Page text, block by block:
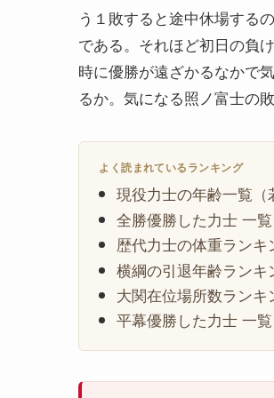
う１敗すると途中休場する
である。それほど初日の負
時に優勝が遠ざかるなかで
るか。気になる照ノ富士の敗
よく読まれているランキング
現役力士の年齢一覧（
全勝優勝した力士 一覧
歴代力士の体重ランキ
横綱の引退年齢ランキ
大関在位場所数ランキ
平幕優勝した力士 一覧